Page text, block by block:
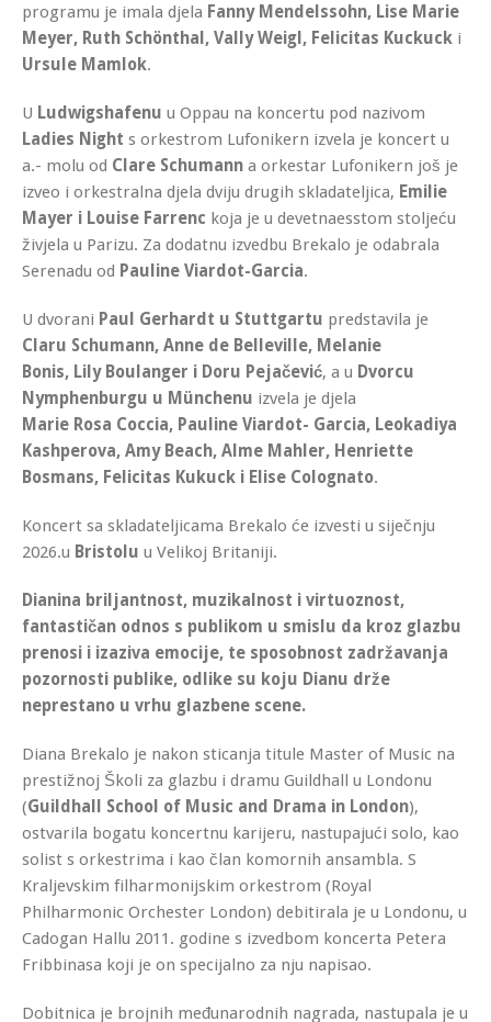
programu je imala djela Fanny Mendelssohn, Lise Marie
Meyer, Ruth Schönthal, Vally Weigl, Felicitas Kuckuck i
Ursule Mamlok.
U Ludwigshafenu u Oppau na koncertu pod nazivom
Ladies Night s orkestrom Lufonikern izvela je koncert u
a.- molu od Clare Schumann a orkestar Lufonikern još je
izveo i orkestralna djela dviju drugih skladateljica, Emilie
Mayer i Louise Farrenc koja je u devetnaesstom stoljeću
živjela u Parizu. Za dodatnu izvedbu Brekalo je odabrala
Serenadu od Pauline Viardot-Garcia.
U dvorani Paul Gerhardt u Stuttgartu predstavila je
Claru Schumann, Anne de Belleville, Melanie
Bonis, Lily Boulanger i Doru Pejačević, a u Dvorcu
Nymphenburgu u Münchenu izvela je djela
Marie Rosa Coccia, Pauline Viardot- Garcia, Leokadiya
Kashperova, Amy Beach, Alme Mahler, Henriette
Bosmans, Felicitas Kukuck i Elise Colognato.
Koncert sa skladateljicama Brekalo će izvesti u siječnju
2026.u Bristolu u Velikoj Britaniji.
Dianina briljantnost, muzikalnost i virtuoznost,
fantastičan odnos s publikom u smislu da kroz glazbu
prenosi i izaziva emocije, te sposobnost zadržavanja
pozornosti publike, odlike su koju Dianu drže
neprestano u vrhu glazbene scene.
Diana Brekalo je nakon sticanja titule Master of Music na
prestižnoj Školi za glazbu i dramu Guildhall u Londonu
(Guildhall School of Music and Drama in London),
ostvarila bogatu koncertnu karijeru, nastupajući solo, kao
solist s orkestrima i kao član komornih ansambla. S
Kraljevskim filharmonijskim orkestrom (Royal
Philharmonic Orchester London) debitirala je u Londonu, u
Cadogan Hallu 2011. godine s izvedbom koncerta Petera
Fribbinasa koji je on specijalno za nju napisao.
Dobitnica je brojnih međunarodnih nagrada, nastupala je u